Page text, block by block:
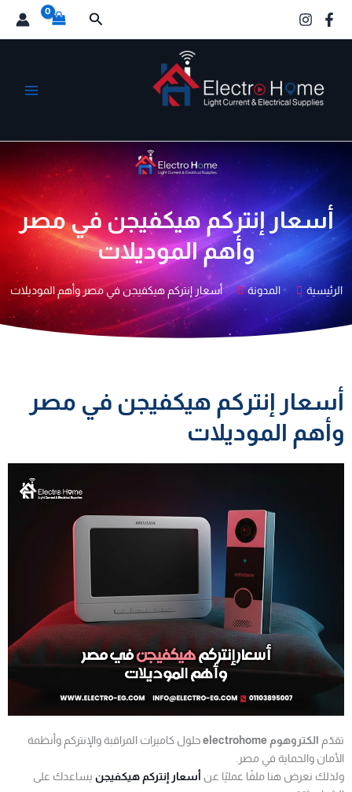
البحث
أسعار إنتركم هيكفيجن في مصر
وأهم الموديلات
الرئيسية المدونة أسعار إنتركم هيكفيجن في مصر وأهم الموديلات
أسعار إنتركم هيكفيجن في مصر
وأهم الموديلات
تقدّم الكتروهوم electrohome
حلول كاميرات المراقبة والإنتركم وأنظمة
الأمان والحماية في مصر.
ولذلك نعرض هنا ملفًا عمليًا عن أسعار إنتركم هيكفيجن يساعدك على